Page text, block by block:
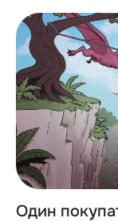
Один